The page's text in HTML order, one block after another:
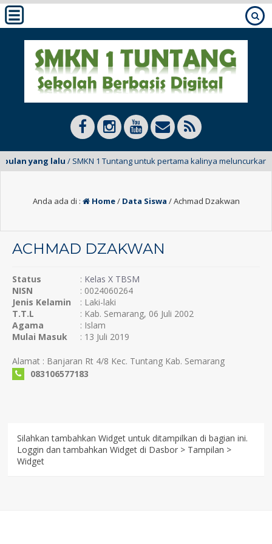
yang lalu/ SMKN 1 Tuntang untuk pertama kalinya meluncurkan
Anda ada di : Home/ Data Siswa /Achmad Dzakwan
ACHMAD DZAKWAN
Status : Kelas X TBSM
NISN
: 0024060264
Jenis Kelamin
: Laki-laki
T.T.L
: Kab. Semarang, 06 Juli 2002
Agama
: Islam
Mulai Masuk
: 13 Juli 2019
Alamat : Banjaran Rt 4/8 Kec. Tuntang Kab. Semarang
083106577183
Silahkan tambahkan Widget untuk ditampilkan di bagian ini.
Loggin dan tambahkan Widget di Dasbor > Tampilan >
Widget